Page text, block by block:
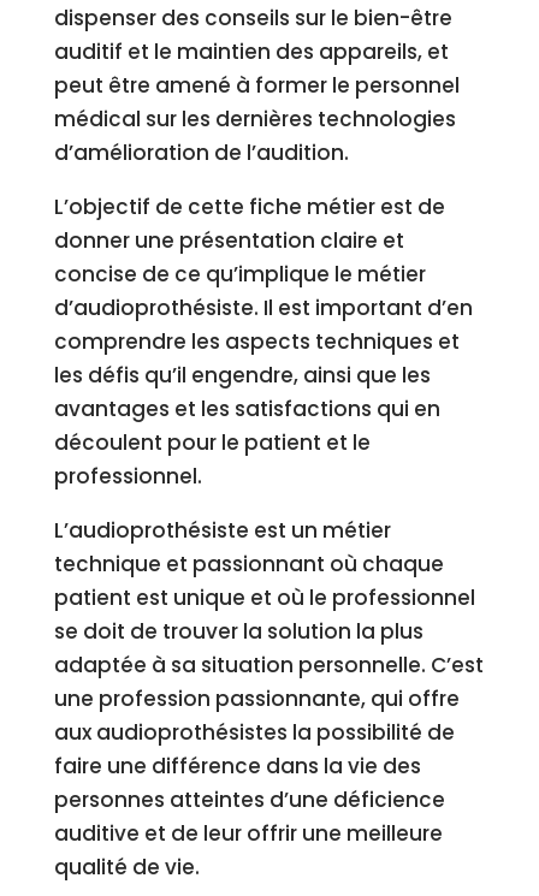
dispenser des conseils sur le bien-être
auditif et le maintien des appareils, et
peut être amené à former le personnel
médical sur les dernières technologies
d’amélioration de l’audition.
L’objectif de cette fiche métier est de
donner une présentation claire et
concise de ce qu’implique le métier
d’audioprothésiste. Il est important d’en
comprendre les aspects techniques et
les défis qu’il engendre, ainsi que les
avantages et les satisfactions qui en
découlent pour le patient et le
professionnel.
L’audioprothésiste est un métier
technique et passionnant où chaque
patient est unique et où le professionnel
se doit de trouver la solution la plus
adaptée à sa situation personnelle. C’est
une profession passionnante, qui offre
aux audioprothésistes la possibilité de
faire une différence dans la vie des
personnes atteintes d’une déficience
auditive et de leur offrir une meilleure
qualité de vie.